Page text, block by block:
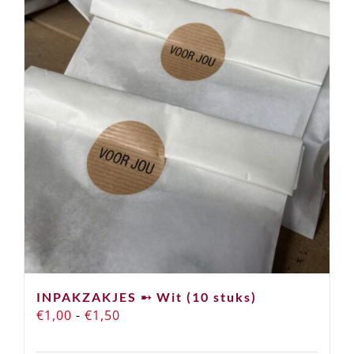
variaties.
Deze
kan
gekozen
worden
op
productpagina
INPAKZAKJES ➸ Wit (10 stuks)
€1,00 - €1,50